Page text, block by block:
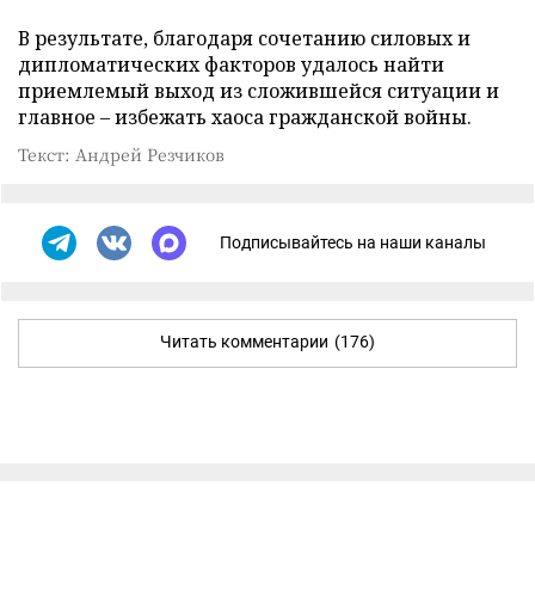
В результате, благодаря сочетанию силовых и
дипломатических факторов удалось найти
приемлемый выход из сложившейся ситуации и
главное – избежать хаоса гражданской войны.
Текст: Андрей Резчиков
Подписывайтесь на наши каналы
Читать комментарии (176)